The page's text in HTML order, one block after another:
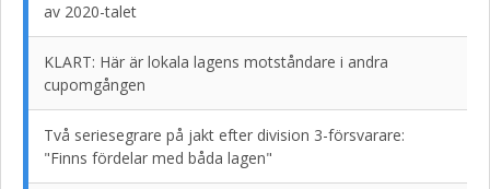
av 2020-talet
KLART: Här är lokala lagens motståndare i andra
cupomgången
Två seriesegrare på jakt efter division 3-försvarare:
"Finns fördelar med båda lagen"